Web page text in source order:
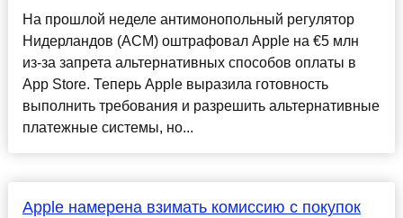
На прошлой неделе антимонопольный регулятор
Нидерландов (ACM) оштрафовал Apple на €5 млн
из-за запрета альтернативных способов оплаты в
App Store. Теперь Apple выразила готовность
выполнить требования и разрешить альтернативные
платежные системы, но...
Apple намерена взимать комиссию с покупок